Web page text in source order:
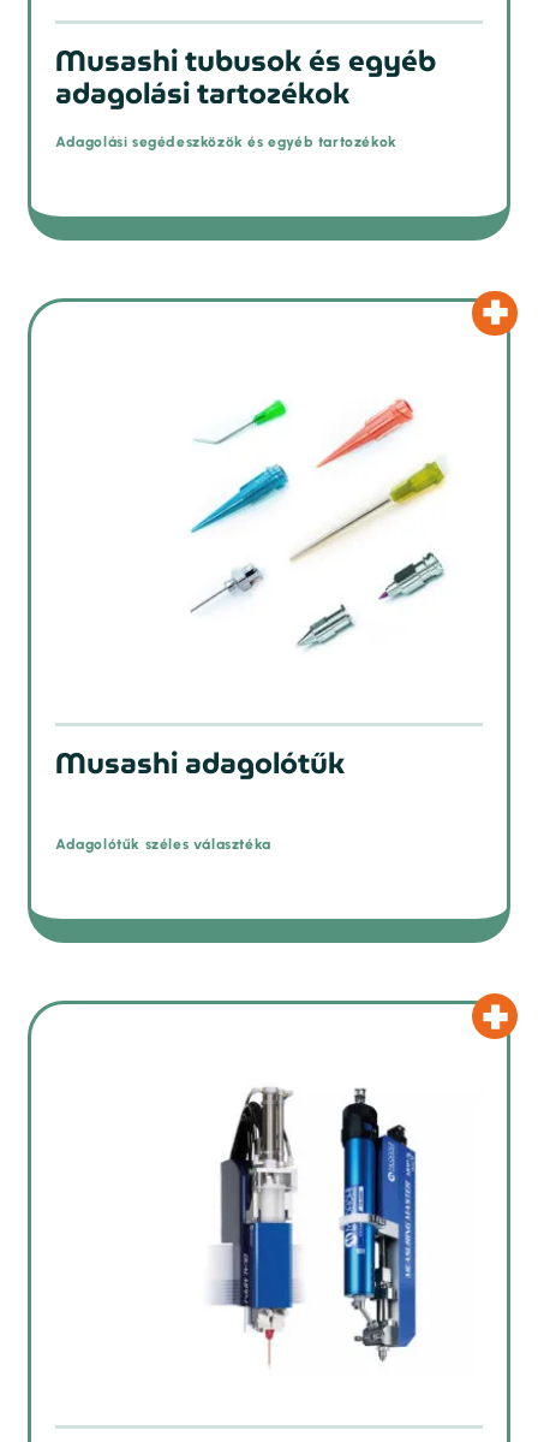
Musashi tubusok és egyéb
adagolási tartozékok
Adagolási segédeszközök és egyéb tartozékok
Musashi adagolótűk
Adagolótűk széles választéka